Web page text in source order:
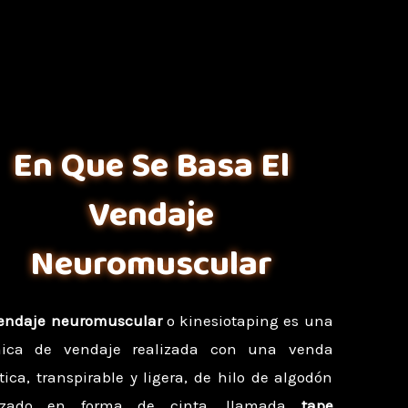
En Que Se Basa El
Vendaje
Neuromuscular
neuromuscularo kinesiotaping es una
de vendaje realizada con una venda
transpirable y ligera, de hilo de algodón